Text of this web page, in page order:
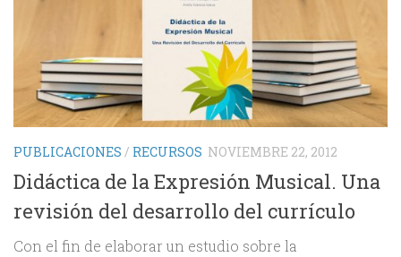
PUBLICACIONES / RECURSOS NOVIEMBRE 22, 2012
Didáctica de la Expresión Musical. Una
revisión del desarrollo del currículo
Con el fin de elaborar un estudio sobre la